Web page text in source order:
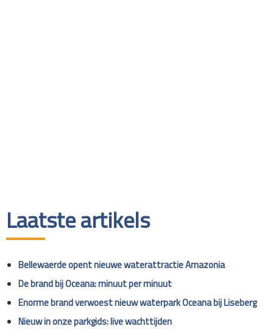
Laatste artikels
Bellewaerde opent nieuwe waterattractie Amazonia
De brand bij Oceana: minuut per minuut
Enorme brand verwoest nieuw waterpark Oceana bij Liseberg
Nieuw in onze parkgids: live wachttijden